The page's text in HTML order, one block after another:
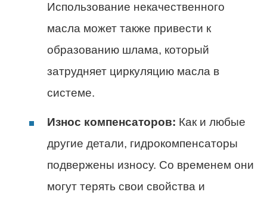
Использование некачественного
масла может также привести к
образованию шлама, который
затрудняет циркуляцию масла в
системе.
Износ компенсаторов: Как и любые
другие детали, гидрокомпенсаторы
подвержены износу. Со временем они
могут терять свои свойства и